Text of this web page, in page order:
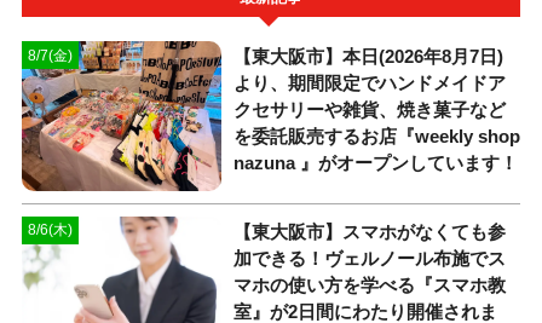
8/7(金)
【東大阪市】本日(2026年8月7日)
より、期間限定でハンドメイドア
クセサリーや雑貨、焼き菓子など
を委託販売するお店『weekly shop
nazuna 』がオープンしています！
8/6(木)
【東大阪市】スマホがなくても参
加できる！ヴェルノール布施でス
マホの使い方を学べる『スマホ教
室』が2日間にわたり開催されま